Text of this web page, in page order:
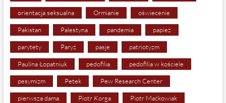
orientacja seksualna Ormianie oświecenie
Pakistan Palestyna pandemia papież
parytety Paryż pasje patriotyzm
Paulina Łopatniuk pedofilia pedofilia w kościele
pesymizm Petek Pew Research Center
pierwsza dama Piotr Korga Piotr Maćkowiak